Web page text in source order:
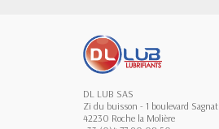
DL LUB SAS
Zi du buisson - 1 boulevard Sagnat
42230 Roche la Molière